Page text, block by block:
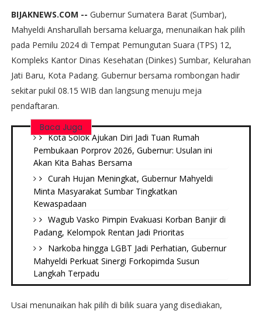
BIJAKNEWS.COM -- Gubernur Sumatera Barat (Sumbar),
Mahyeldi Ansharullah bersama keluarga, menunaikan hak pilih
pada Pemilu 2024 di Tempat Pemungutan Suara (TPS) 12,
Kompleks Kantor Dinas Kesehatan (Dinkes) Sumbar, Kelurahan
Jati Baru, Kota Padang. Gubernur bersama rombongan hadir
sekitar pukil 08.15 WIB dan langsung menuju meja
pendaftaran.
Baca Juga
Kota Solok Ajukan Diri Jadi Tuan Rumah
Pembukaan Porprov 2026, Gubernur: Usulan ini
Akan Kita Bahas Bersama
Curah Hujan Meningkat, Gubernur Mahyeldi
Minta Masyarakat Sumbar Tingkatkan
Kewaspadaan
Wagub Vasko Pimpin Evakuasi Korban Banjir di
Padang, Kelompok Rentan Jadi Prioritas
Narkoba hingga LGBT Jadi Perhatian, Gubernur
Mahyeldi Perkuat Sinergi Forkopimda Susun
Langkah Terpadu
Usai menunaikan hak pilih di bilik suara yang disediakan,